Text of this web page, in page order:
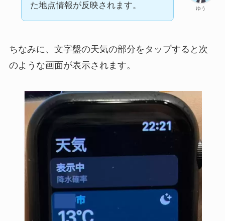
ゆう
た地点情報が反映されます。
ちなみに、文字盤の天気の部分をタップすると次
のような画面が表示されます。